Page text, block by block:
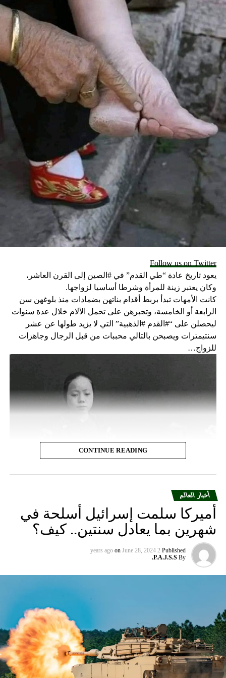
صدقه ومحبته حافظ على قُربه من جميع الذين عملوا معه، فبنى
وإياهم صداقة دامت طوال العمر، وإن دلَّ ذلك على شيء، فعلى
الشفافية والتقدير المتبادل الذي جمعه بالكثير من الأشخاص
الذين كانوا حوله ومعه في مسيرة حياته.كما عُنـِي بغيرة واضحة
بأملاك الرهبانية وترتيب شؤونها في الإدارات الرسمية ومتابعتها
خير متابعة”.
وأضاف “ولا يمكننا أن نتجاهل بأنَّه في كل المراكز التي شغلها، لم
يكن رجل مكاتب يدير أعماله من بعيد، بل كان راهباً يعمل على
الأرض، فأتقن عمله على أفضل ما يرام، وصادق جميع الأشخاص
الذين عاونوه”.
وعثر صباح الأربعاء على الأب إيلي نجار جثة هامدة داخل غرفته
في الدير وتجري التحقيقات لمعرفة الأسباب الكامنة وراء وفاته.
RELATED TOPICS:
UP
الشرق…الوجع الكبير والرجاء الأكبر
DON'T MISS
حياة كثيرة أدخلتها هذه الفتاة التي لم تعش إلا ساعة!
Follow us on Twitter
يعود تاريخ عادة “طي القدم” في #الصين إلى القرن العاشر،
وكان يعتبر زينة للمرأة وشرطا أساسيا لزواجها.
كانت الأمهات تبدأ بربط أقدام بناتهن بضمادات منذ بلوغهن سن
الرابعة أو الخامسة، وتجبرهن على تحمل الآلام خلال عدة سنوات
ليحصلن على “#القدم #الذهبية” التي لا يزيد طولها عن عشر
سنتيمترات ويصبحن بالتالي محببات من قبل الرجال وجاهزات
للزواج…
CONTINUE READING
أخبار العالم
أميركا سلمت إسرائيل أسلحة في
شهرين بما يعادل سنتين.. كيف؟
Published
2 years ago
on June 28, 2024
By
P.A.J.S.S.